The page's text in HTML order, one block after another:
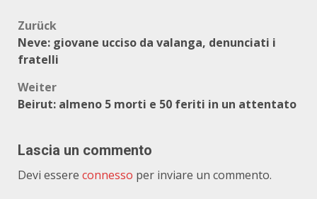
Beitragsnavigation
Zurück
Neve: giovane ucciso da valanga, denunciati i
fratelli
Weiter
Beirut: almeno 5 morti e 50 feriti in un attentato
Lascia un commento
Devi essere connesso per inviare un commento.